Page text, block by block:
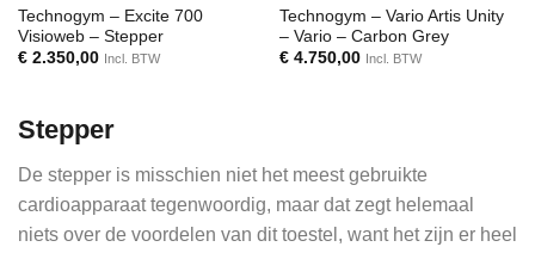
Technogym – Excite 700
Visioweb – Stepper
€2.350,00 Incl. BTW
Technogym – Vario Artis Unity
– Vario – Carbon Grey
€4.750,00 Incl. BTW
Stepper
De stepper is misschien niet het meest gebruikte
cardioapparaat tegenwoordig, maar dat zegt helemaal
niets over de voordelen van dit toestel, want het zijn er heel